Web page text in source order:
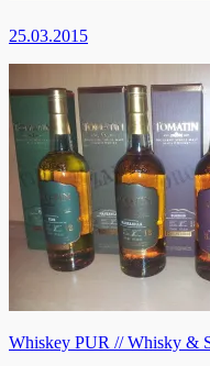
25.03.2015
Whiskey PUR // Whisky &